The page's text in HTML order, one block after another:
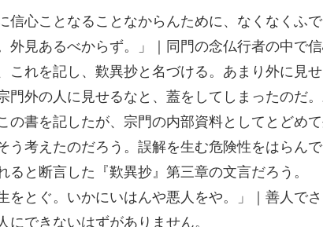
心ことなることなからんために、なくなくふ
外見あるべからず。」｜同門の念仏行者の中で
これを記し、歎異抄と名づける。あまり外に見せ
門外の人に見せるなと、蓋をしてしまったのだ
の書を記したが、宗門の内部資料としてとどめ
う考えたのだろう。誤解を生む危険性をはらん
ると断言した『歎異抄』第三章の文言だろう。
とぐ。いかにいはんや悪人をや。」｜善人で
できないはずがありません。